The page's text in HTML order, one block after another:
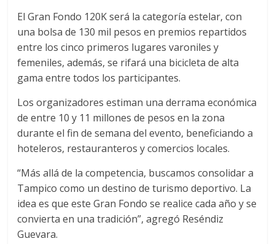
El Gran Fondo 120K será la categoría estelar, con
una bolsa de 130 mil pesos en premios repartidos
entre los cinco primeros lugares varoniles y
femeniles, además, se rifará una bicicleta de alta
gama entre todos los participantes.
Los organizadores estiman una derrama económica
de entre 10 y 11 millones de pesos en la zona
durante el fin de semana del evento, beneficiando a
hoteleros, restauranteros y comercios locales.
“Más allá de la competencia, buscamos consolidar a
Tampico como un destino de turismo deportivo. La
idea es que este Gran Fondo se realice cada año y se
convierta en una tradición”, agregó Reséndiz
Guevara.